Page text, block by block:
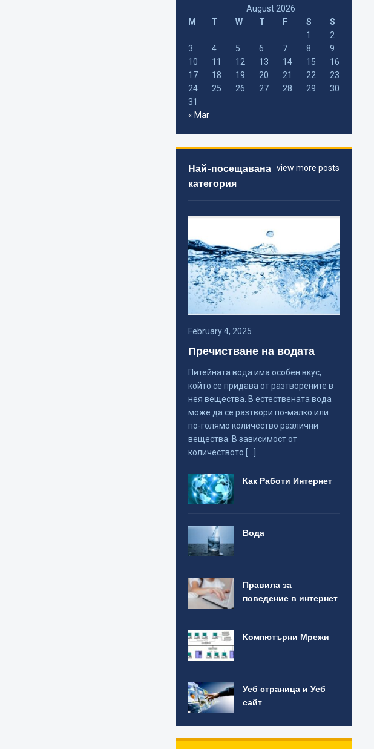
August 2026
M
T W T F S
S
1
2
3
4 5 6 7 8
9
10
11 12 13 14 15
16
17
18 19 20 21 22
23
24
25 26 27 28 29
30
31
« Mar
view more posts
Най-посещавана
категория
February 4, 2025
Пречистване на водата
Питейната вода има особен вкус,
който се придава от разтворените в
нея вещества. В естествената вода
може да се разтвори по-малко или
по-голямо количество различни
вещества. В зависимост от
количеството […]
Как Работи Интернет
Вода
Правила за
поведение в интернет
Компютърни Мрежи
Уеб страница и Уеб
сайт